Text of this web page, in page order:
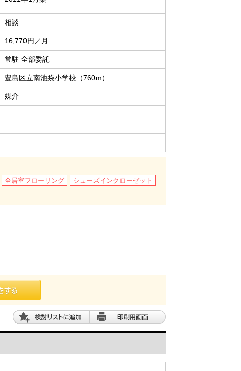
相談
16,770円／月
常駐 全部委託
豊島区立南池袋小学校（760m）
媒介
全居室フローリング
シューズインクローゼット